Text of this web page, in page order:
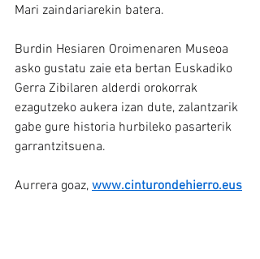
Mari zaindariarekin batera.
Burdin Hesiaren Oroimenaren Museoa
asko gustatu zaie eta bertan Euskadiko
Gerra Zibilaren alderdi orokorrak
ezagutzeko aukera izan dute, zalantzarik
gabe gure historia hurbileko pasarterik
garrantzitsuena.
Aurrera goaz, www.cinturondehierro.eus